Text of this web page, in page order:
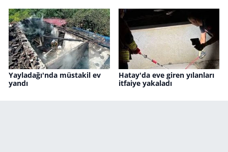
Yayladağı'nda müstakil ev
yandı
Hatay'da eve giren yılanları
itfaiye yakaladı